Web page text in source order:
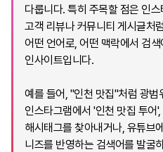
다룹니다. 특히 주목할 점은 인
고객 리뷰나 커뮤니티 게시글처
어떤 언어로, 어떤 맥락에서 검
인사이트입니다.
예를 들어, "인천 맛집"처럼 광범
인스타그램에서 '인천 맛집 투어
해시태그를 찾아내거나, 유튜브
니즈를 반영하는 검색어를 발굴